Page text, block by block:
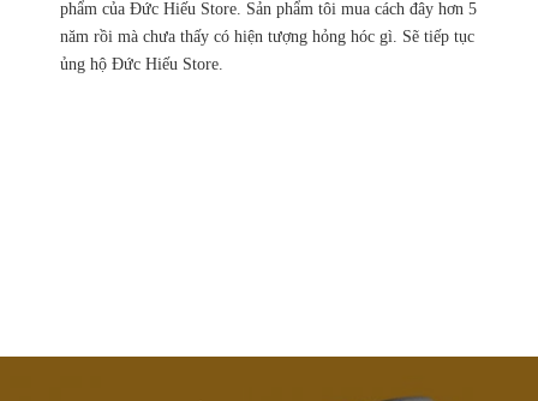
phẩm của Đức Hiếu Store. Sản phẩm tôi mua cách đây hơn 5
năm rồi mà chưa thấy có hiện tượng hỏng hóc gì. Sẽ tiếp tục
ủng hộ Đức Hiếu Store.